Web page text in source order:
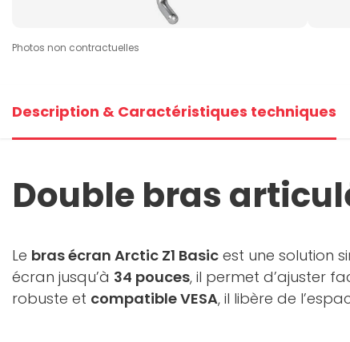
Photos non contractuelles
Description & Caractéristiques techniques
Double bras
Le bras écran Arctic Z1 Basic est une solution
écran jusqu’à 34 pouces, il permet d’ajuster
robuste et compatible VESA, il libère de